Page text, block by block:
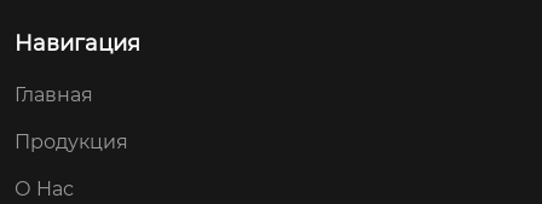
Навигация
Главная
Продукция
О Hас